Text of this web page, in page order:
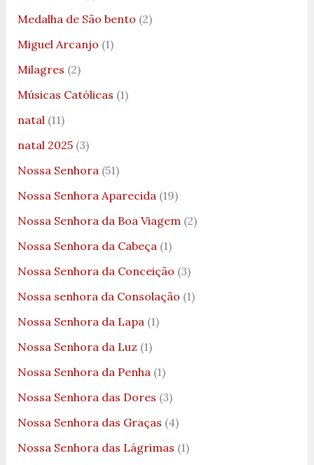
Medalha de São bento (2)
Miguel Arcanjo (1)
Milagres (2)
Músicas Católicas (1)
natal(11)
natal 2025(3)
Nossa Senhora(51)
Nossa Senhora Aparecida(19)
Nossa Senhora da Boa Viagem(2)
Nossa Senhora da Cabeça(1)
Nossa Senhora da Conceição (3)
Nossa senhora da Consolação (1)
Nossa Senhora da Lapa(1)
Nossa Senhora da Luz (1)
Nossa Senhora da Penha(1)
Nossa Senhora das Dores (3)
Nossa Senhora das Graças (4)
Nossa Senhora das Lágrimas (1)